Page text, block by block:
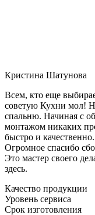
Кристина Шатунова
Всем, кто еще
советую Кухни мол!
спальню. Начиная с
монтажом никаких
быстро и
Огромное спасибо
Это мастер своего
здесь.
Качество продукции
Уровень сервиса
Срок изготовления